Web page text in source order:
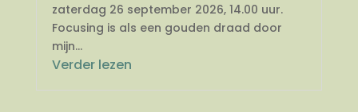
zaterdag 26 september 2026, 14.00 uur.
Focusing is als een gouden draad door
mijn...
Verder lezen